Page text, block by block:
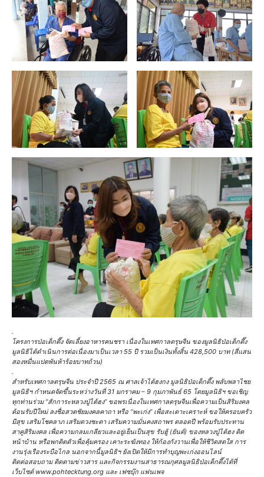
.
โครงการป่อเต็กตึ๊ง จัดเลี้ยงอาหารคนชรา เนื่องในเทศกาลตรุษจีน ของมูลนิธิป่อเต็กตึ๊ง
มูลนิธิได้ดำเนินการต่อเนื่องมาเป็นเวลา 55 ปี รวมเป็นเงินทั้งสิ้น 428,500 บาท (สี่แสน
สองหมื่นแปดพันห้าร้อยบาทถ้วน)
.
สำหรับเทศกาลตรุษจีน ประจำปี 2565 ณ ศาลเจ้าไต้ฮงกง มูลนิธิป่อเต็กตึ๊ง พลับพลาไชย
มูลนิธิฯ กำหนดจัดขึ้นระหว่างวันที่ 31 มกราคม – 9 กุมภาพันธ์ 65 โดยมูลนิธิฯ ขอเชิญ
ทุกท่านร่วม “สักการะหลวงปู่ไต้ฮง” ขอพรเนื่องในเทศกาลตรุษจีนเพื่อความเป็นสิริมงคล
ต้อนรับปีใหม่ ลงชื่อสวดชัยมงคลคาถา หรือ “พะเก่ง” เพื่อสะเดาะเคราะห์ ขอให้ครอบครัว
มีสุข เสริมโชคลาภ เสริมดวงชะตา เสริมความมั่นคงสถาพร ตลอดปี พร้อมรับประทาน
สาคูสิริมงคล เพื่อความกลมเกลียวและอยู่เย็นเป็นสุข รับฮู้ (ยันต์) ของหลวงปู่ไต้ฮง ติด
หน้าบ้าน หรือพกติดตัวเพื่อคุ้มครอง เคาะระฆังทอง ให้ก้องกังวานเพื่อให้ชีวิตสดใส การ
งานรุ่งเรืองระบือไกล นอกจากนี้มูลนิธิฯ ยังเปิดให้มีการทำบุญพะเก่งออนไลน์
ติดต่อสอบถาม ติดตามข่าวสาร และกิจกรรมงานสาธารณกุศลมูลนิธิป่อเต็กตึ๊งได้ที่
เว็บไซต์ www.pohtecktung.org และ เฟซบุ๊ก แฟนเพจ